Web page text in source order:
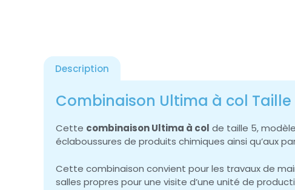
Description
Combinaison Ultima à col Taille
Cette combinaison Ultima à col de taille 5,
éclaboussures de produits chimiques ainsi qu’aux
Cette combinaison convient pour les travaux de
salles propres pour une visite d’une unité de